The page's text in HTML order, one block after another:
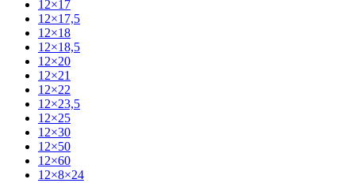
12×17
12×17,5
12×18
12×18,5
12×20
12×21
12×22
12×23,5
12×25
12×30
12×50
12×60
12×8×24